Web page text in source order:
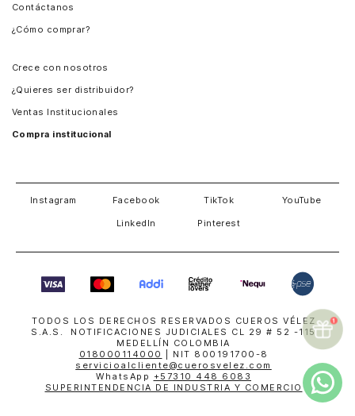
Contáctanos
¿Cómo comprar?
Crece con nosotros
¿Quieres ser distribuidor?
Ventas Institucionales
Compra institucional
Instagram Facebook TikTok YouTube
LinkedIn Pinterest
TODOS LOS DERECHOS RESERVADOS CUEROS VÉLEZ
S.A.S. NOTIFICACIONES JUDICIALES CL 29 # 52 -115
MEDELLÍN COLOMBIA
018000114000
| NIT 800191700-8
servicioalcliente@cuerosvelez.com
WhatsApp +57310 448 6083
SUPERINTENDENCIA DE INDUSTRIA Y COMERCIO